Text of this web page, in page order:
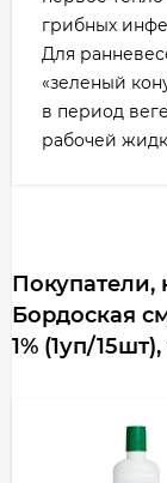
грибных
Для
«зеленый
в период
рабочей
Покупатели,
Бордоская
1% (1уп/